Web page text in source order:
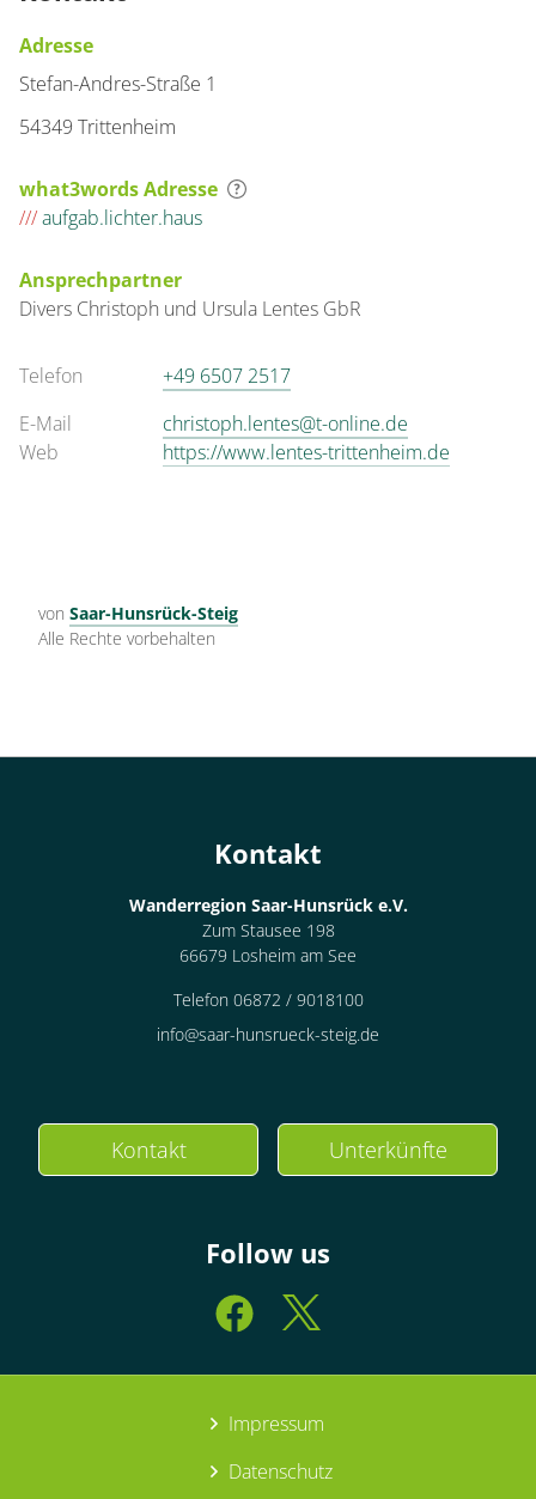
Adresse
Stefan-Andres-Straße 1
54349 Trittenheim
what3words Adresse
///aufgab.lichter.haus
Ansprechpartner
Divers Christoph und Ursula Lentes GbR
Telefon
+49 6507 2517
E-Mail
christoph.lentes@t-online.de
Web
https://www.lentes-trittenheim.de
von Saar-Hunsrück-Steig
Alle Rechte vorbehalten
Kontakt
Wanderregion Saar-Hunsrück e.V.
Zum Stausee 198
66679 Losheim am See
Telefon 06872 / 9018100
info@saar-hunsrueck-steig.de
Kontakt Unterkünfte
Follow us
Impressum
Datenschutz